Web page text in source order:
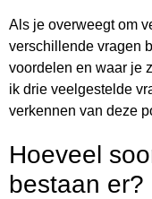
Als je overweegt om
verschillende vragen
voordelen en waar je
ik drie veelgestelde
verkennen van deze
Hoeveel
bestaan er?